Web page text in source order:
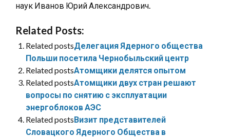
наук Иванов Юрий Александрович.
Related Posts:
Related postsДелегация Ядерного общества
Польши посетила Чернобыльский центр
Related postsАтомщики делятся опытом
Related postsАтомщики двух стран решают
вопросы по снятию с эксплуатации
энергоблоков АЭС
Related postsВизит представителей
Словацкого Ядерного Общества в